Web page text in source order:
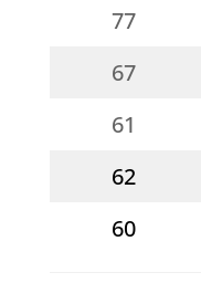
77
67
61
62
60